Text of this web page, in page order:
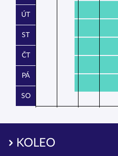
ÚT
ST
ČT
PÁ
SO
KOLEO